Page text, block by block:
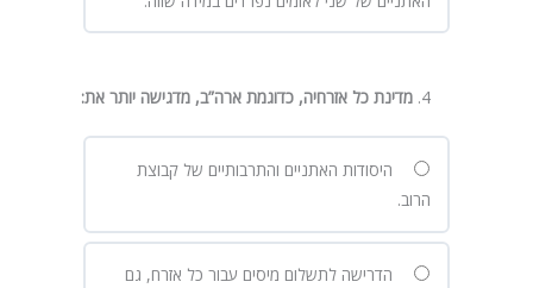
מדינת כל אזרחיה, כדוגמת ארה”ב, מדגישה יותר את:
היסודות האתניים והתרבותיים של קבוצת
הרוב.
הדרישה לתשלום מיסים עבור כל אזרח, גם